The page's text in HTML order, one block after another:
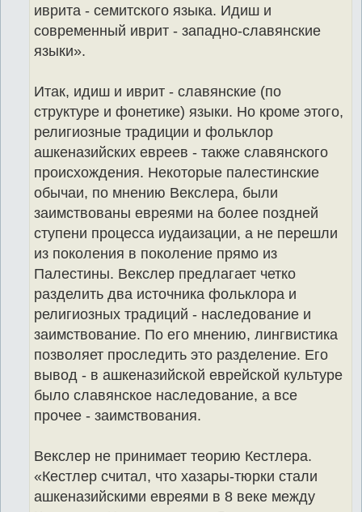
иврита - семитского языка. Идиш и
современный иврит - западно-славянские
языки».
Итак, идиш и иврит - славянские (по
структуре и фонетике) языки. Но кроме этого,
религиозные традиции и фольклор
ашкеназийских евреев - также славянского
происхождения. Некоторые палестинские
обычаи, по мнению Векслера, были
заимствованы евреями на более поздней
ступени процесса иудаизации, а не перешли
из поколения в поколение прямо из
Палестины. Векслер предлагает четко
разделить два источника фольклора и
религиозных традиций - наследование и
заимствование. По его мнению, лингвистика
позволяет проследить это разделение. Его
вывод - в ашкеназийской еврейской культуре
было славянское наследование, а все
прочее - заимствования.
Векслер не принимает теорию Кестлера.
«Кестлер считал, что хазары-тюрки стали
ашкеназийскими евреями в 8 веке между